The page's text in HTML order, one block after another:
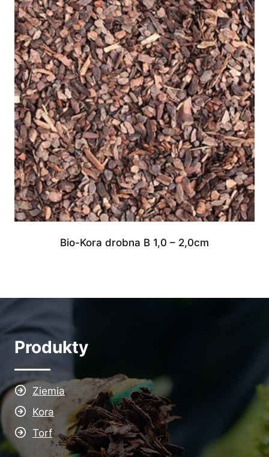
Bio-Kora drobna B 1,0 – 2,0cm
Produkty
Ziemia
Kora
Torf